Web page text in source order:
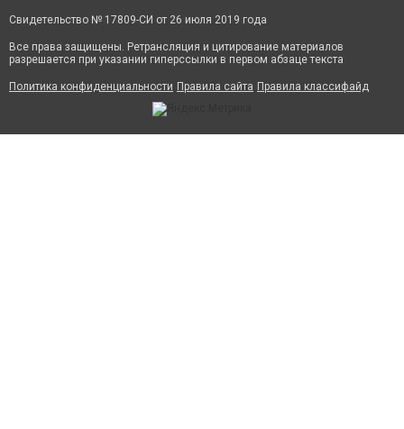
Свидетельство № 17809-СИ от 26 июля 2019 года
Все права защищены. Ретрансляция и цитирование материалов
разрешается при указании гиперссылки в первом абзаце текста
Политика конфиденциальности Правила сайта Правила классифайд